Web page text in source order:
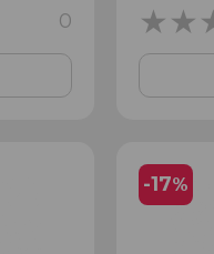
0
-17%